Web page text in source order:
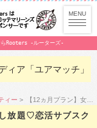
らRooters -ルーターズ-
ィア「ユアマッチ」
ィー 【12ヵ月プラン】女性限定★定額で参加し放題♡恋活サブスク解禁‼️～コロナを2人で乗りきろう!!～
放題♡恋活サブスク